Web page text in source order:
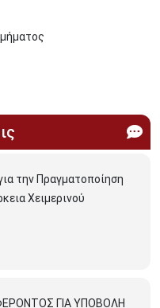
την Πραγματοποίηση
Χειμερινού
ΓΙΑ ΥΠΟΒΟΛΗ